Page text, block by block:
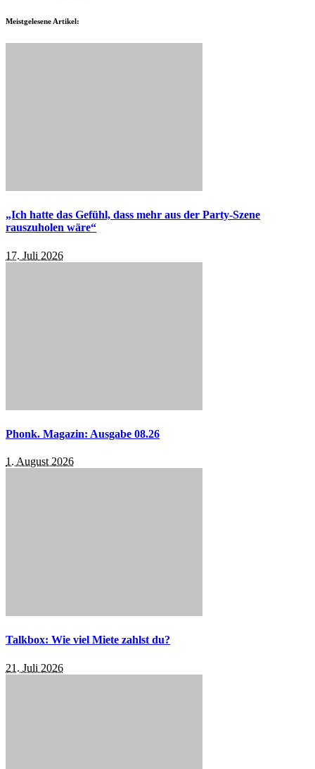
Meistgelesene Artikel:
„Ich hatte das Gefühl, dass mehr aus der Party-Szene
rauszuholen wäre“
17. Juli 2026
Phonk. Magazin: Ausgabe 08.26
1. August 2026
Talkbox: Wie viel Miete zahlst du?
21. Juli 2026